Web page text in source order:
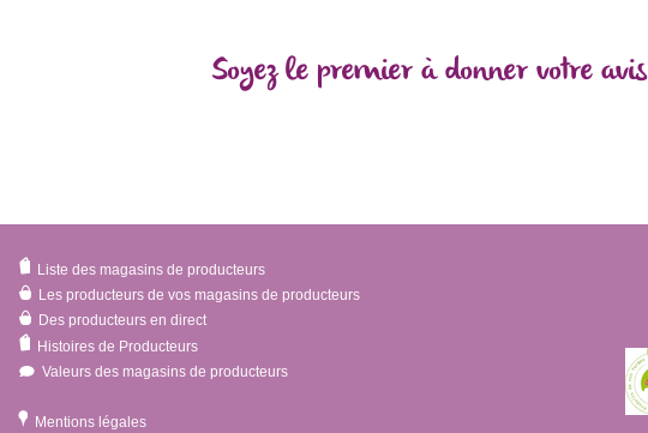
Soyez le premier à donner votre avis
Liste des magasins de producteurs
Les producteurs de vos magasins de producteurs
Des producteurs en direct
Histoires de Producteurs
Valeurs des magasins de producteurs
Mentions légales